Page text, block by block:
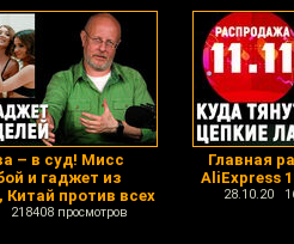
– в суд! Мисс
и гаджет из
Китай против всех
218408 просмотров
Главная
AliExpress
28.10.20